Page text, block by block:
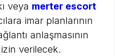
veya merter escort
imar planlarının
anlaşmasının
verilecek.